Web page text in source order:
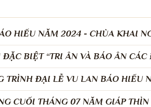
HIẾU NĂM 2024 - CHÙA KHAI
BIỆT “TRI ÂN VÀ BÁO ÂN CÁC
TRÌNH ĐẠI LỄ VU LAN BÁO HIẾU
CUỐI THÁNG 07 NĂM GIÁP THÌN